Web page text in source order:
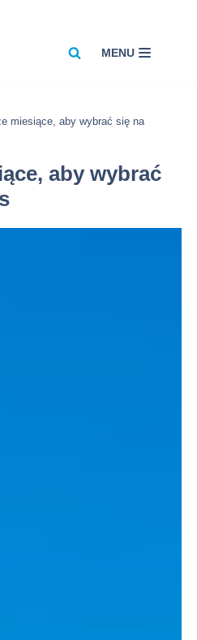
MENU
miesiące, aby wybrać się na
aby wybrać